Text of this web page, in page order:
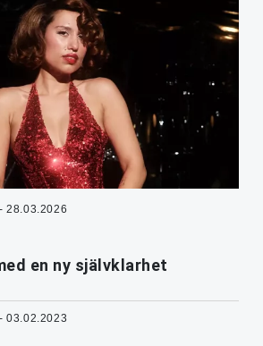
28.03.2026
en ny självklarhet
03.02.2023